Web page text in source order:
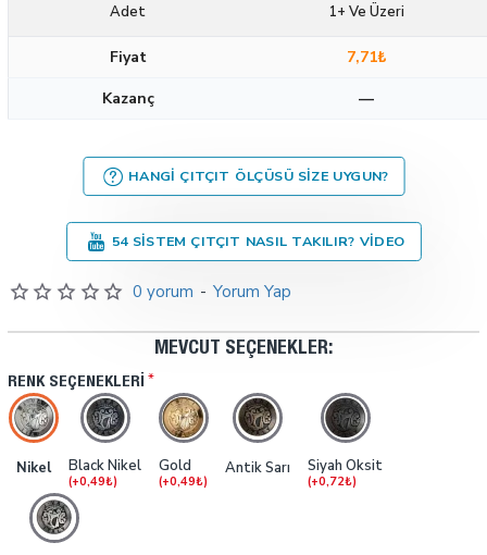
0 yorum - Yorum Yap
MEVCUT SEÇENEKLER:
RENK SEÇENEKLERI
Nikel Black Nikel
(+0,49₺)
Gold
(+0,49₺)
Antik Sarı Siyah Oksit
(+0,72₺)
Adet 1+ Ve Üzeri
Fiyat
7,71₺
Kazanç
—
HANGI ÇITÇIT ÖLÇÜSÜ SIZE UYGUN?
54 SISTEM ÇITÇIT NASIL TAKILIR? VIDEO